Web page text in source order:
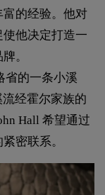
的经验。他对
他决定打造一
。
省的一条小溪
经霍尔家族的
Hall 希望通过
密联系。